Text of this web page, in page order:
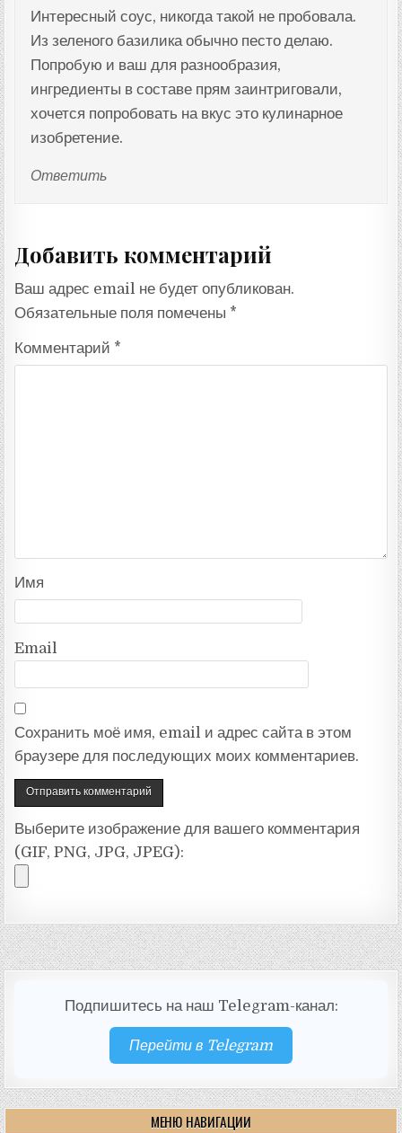
Интересный соус, никогда такой не пробовала.
Из зеленого базилика обычно песто делаю.
Попробую и ваш для разнообразия,
ингредиенты в составе прям заинтриговали,
хочется попробовать на вкус это кулинарное
изобретение.
Ответить
Добавить комментарий
Ваш адрес email не будет опубликован.
Обязательные поля помечены *
Комментарий *
Имя
Email
Сохранить моё имя, email и адрес сайта в этом
браузере для последующих моих комментариев.
Выберите изображение для вашего комментария
(GIF, PNG, JPG, JPEG):
Подпишитесь на наш Telegram-канал:
Перейти в Telegram
МЕНЮ НАВИГАЦИИ